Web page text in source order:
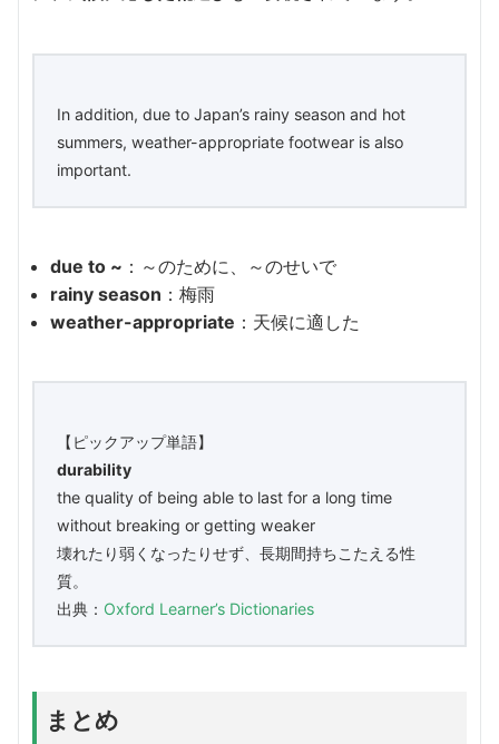
In addition, due to Japan’s rainy season and hot
summers, weather-appropriate footwear is also
important.
due to ~ ：～のために、～のせいで
rainy season ：梅雨
weather-appropriate ：天候に適した
【ピックアップ単語】
durability
​the quality of being able to last for a long time
without breaking or getting weaker
壊れたり弱くなったりせず、長期間持ちこたえる性
質。
出典： Oxford Learner’s Dictionaries
まとめ